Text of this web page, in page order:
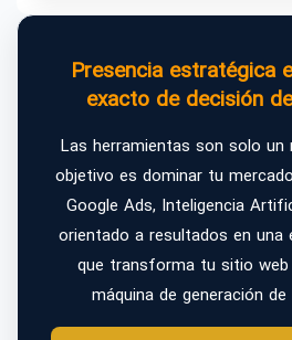
Presencia estratégica
exacto de decisión
Las herramientas son solo un
objetivo es dominar tu
Google Ads, Inteligencia
orientado a resultados en una
que transforma tu sitio
máquina de generación